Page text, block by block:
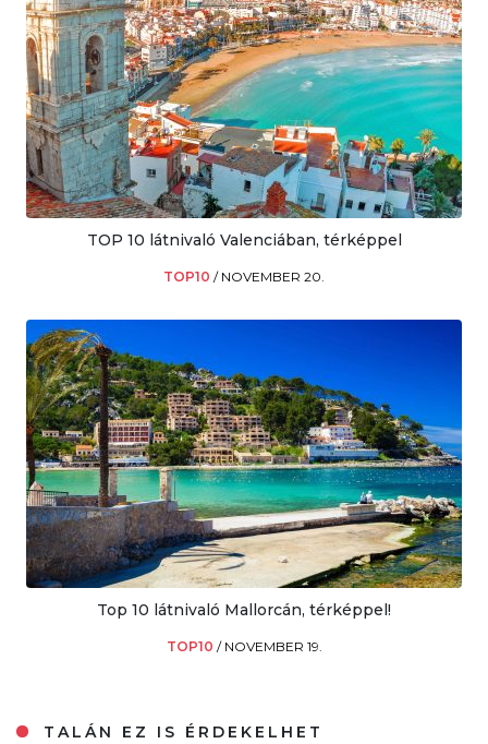
TOP 10 látnivaló Valenciában, térképpel
TOP10 / NOVEMBER 20.
Top 10 látnivaló Mallorcán, térképpel!
TOP10 / NOVEMBER 19.
TALÁN EZ IS ÉRDEKELHET